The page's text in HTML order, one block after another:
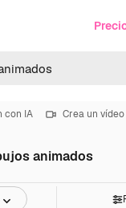
con IA Crea un
animados